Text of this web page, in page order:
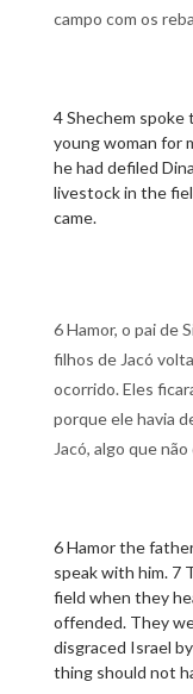
campo com os
4 Shechem spoke
young woman for
he had defiled
livestock in the
came.
6 Hamor, o pai de
filhos de Jacó
ocorrido. Eles
porque ele havia
Jacó, algo que
6 Hamor the
speak with him. 7
field when they
offended. They
disgraced Israel
thing should not